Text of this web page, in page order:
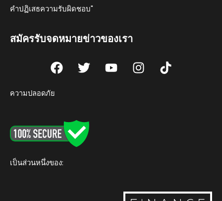
คำปฏิเสธความรับผิดชอบ"
สมัครรับจดหมายข่าวของเรา
F
a
o
o
T
w
e
r
Y
o
I
n
T
i
ความปลอดภัย
เป็นส่วนหนึ่งของ: